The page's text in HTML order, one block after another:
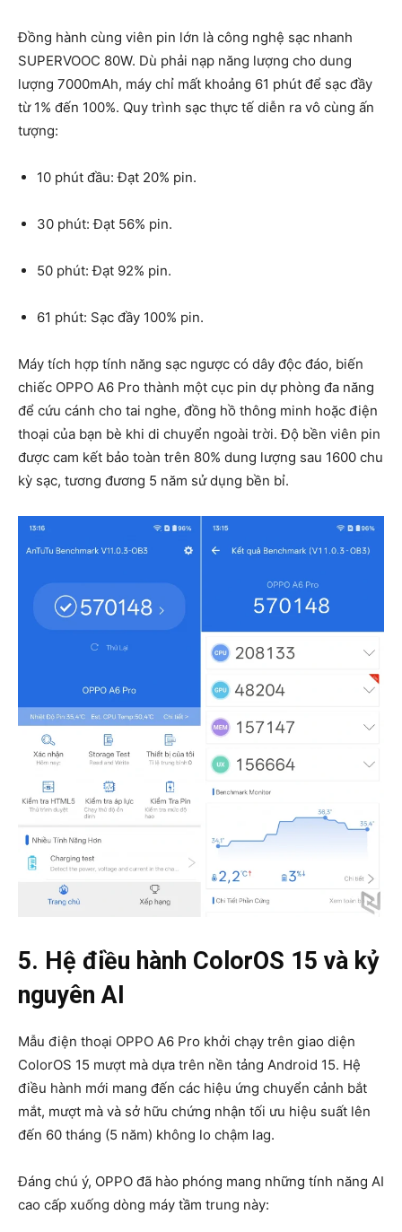
Đồng hành cùng viên pin lớn là công nghệ sạc nhanh
SUPERVOOC 80W. Dù phải nạp năng lượng cho dung
lượng 7000mAh, máy chỉ mất khoảng 61 phút để sạc đầy
từ 1% đến 100%. Quy trình sạc thực tế diễn ra vô cùng ấn
tượng:
10 phút đầu: Đạt 20% pin.
30 phút: Đạt 56% pin.
50 phút: Đạt 92% pin.
61 phút: Sạc đầy 100% pin.
Máy tích hợp tính năng sạc ngược có dây độc đáo, biến
chiếc OPPO A6 Pro thành một cục pin dự phòng đa năng
để cứu cánh cho tai nghe, đồng hồ thông minh hoặc điện
thoại của bạn bè khi di chuyển ngoài trời. Độ bền viên pin
được cam kết bảo toàn trên 80% dung lượng sau 1600 chu
kỳ sạc, tương đương 5 năm sử dụng bền bỉ.
5. Hệ điều hành ColorOS 15 và kỷ
nguyên AI
Mẫu điện thoại OPPO A6 Pro khởi chạy trên giao diện
ColorOS 15 mượt mà dựa trên nền tảng Android 15. Hệ
điều hành mới mang đến các hiệu ứng chuyển cảnh bắt
mắt, mượt mà và sở hữu chứng nhận tối ưu hiệu suất lên
đến 60 tháng (5 năm) không lo chậm lag.
Đáng chú ý, OPPO đã hào phóng mang những tính năng AI
cao cấp xuống dòng máy tầm trung này: